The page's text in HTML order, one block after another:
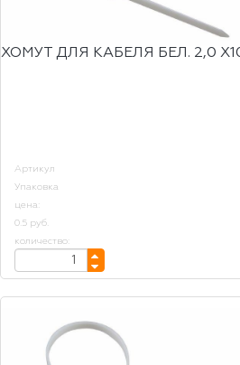
ХОМУТ ДЛЯ КАБЕЛЯ БЕЛ. 2,0
Артикул
Упаковка
цена:
0.5 руб.
количество: